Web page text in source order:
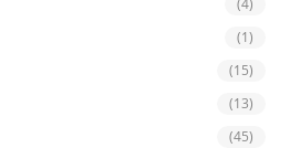
(4)
(1)
(15)
(13)
(45)